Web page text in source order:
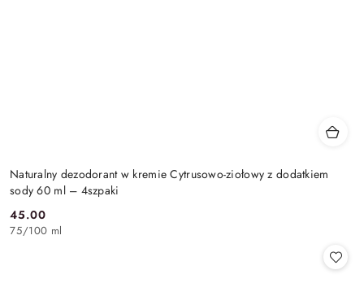
Naturalny dezodorant w kremie Cytrusowo-ziołowy z dodatkiem
sody 60 ml – 4szpaki
Cena:
45.00
75/100 ml